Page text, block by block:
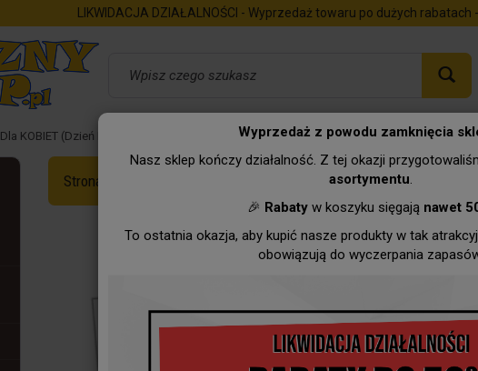
Wyprzedaż z powodu zamknięcia
Nasz sklep kończy działalność. Z tej okazji
asortymentu.
🎉 Rabatyw koszyku sięgają nawet
To ostatnia okazja, aby kupić nasze produkty w tak
obowiązują do wyczerpania
LIKWIDACJA DZIAŁALNOŚCI - Wyprzedaż towaru po dużych
Dla KOBIET (Dzień Kobiet) Kartka C5 - 8 marca Dzień Kobi..
Strona Główna Zawody